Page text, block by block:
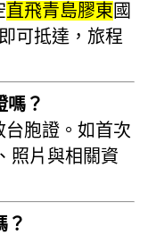
直飛青島膠東 國
可抵達，旅程
嗎？
胞證。如首次
照片與相關資
？